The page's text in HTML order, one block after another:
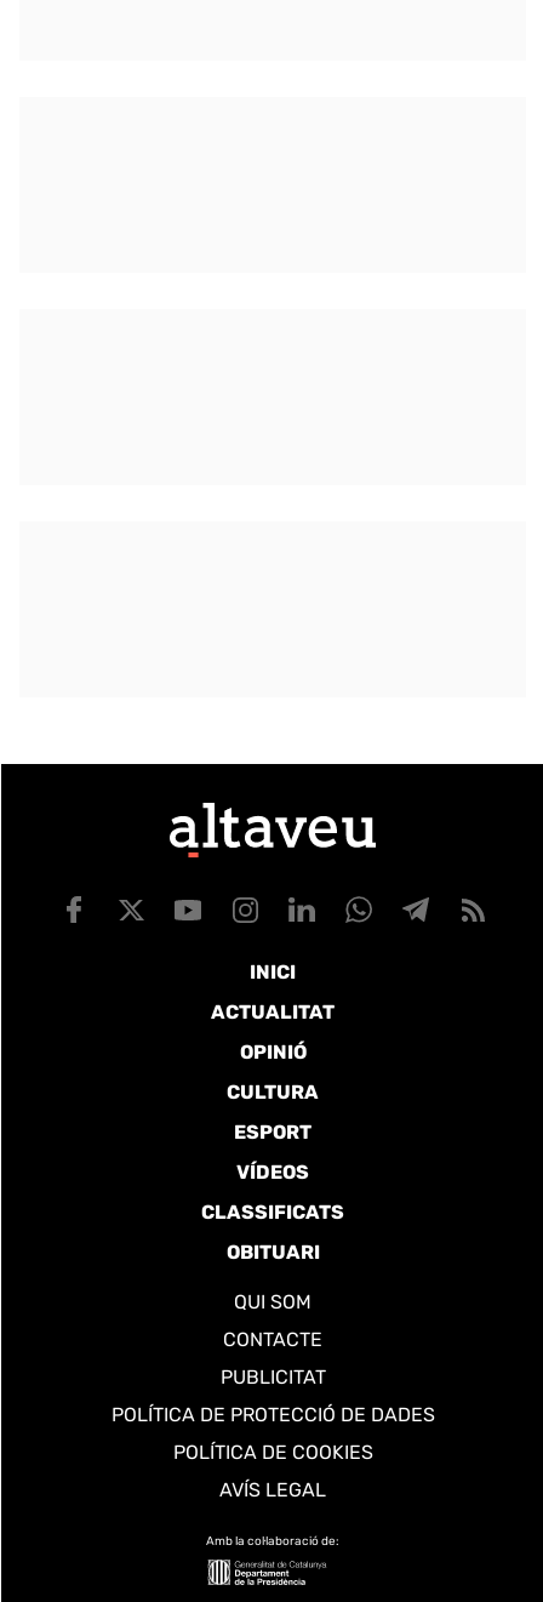
INICI
ACTUALITAT
OPINIÓ
CULTURA
ESPORT
VÍDEOS
CLASSIFICATS
OBITUARI
QUI SOM
CONTACTE
PUBLICITAT
POLÍTICA DE PROTECCIÓ DE DADES
POLÍTICA DE COOKIES
AVÍS LEGAL
Amb la col·laboració de: